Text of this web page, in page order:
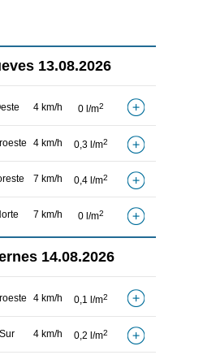
13.08.2026
4 km/h 0 l/m2
4 km/h 0,3 l/m2
7 km/h 0,4 l/m2
7 km/h 0 l/m2
14.08.2026
4 km/h 0,1 l/m2
Sur 4 km/h 0,2 l/m2